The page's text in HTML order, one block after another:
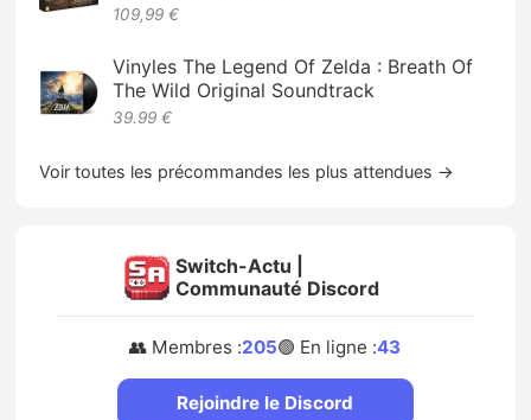
109,99 €
Vinyles The Legend Of Zelda : Breath Of
The Wild Original Soundtrack
39.99 €
Voir toutes les précommandes les plus attendues →
Switch-Actu |
Communauté Discord
👥 Membres :205🟢 En ligne :43
Rejoindre le Discord